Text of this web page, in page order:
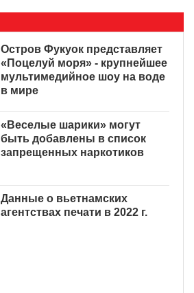
Остров Фукуок представляет
«Поцелуй моря» - крупнейшее
мультимедийное шоу на воде
в мире
«Веселые шарики» могут
быть добавлены в список
запрещенных наркотиков
Данные о вьетнамских
агентствах печати в 2022 г.